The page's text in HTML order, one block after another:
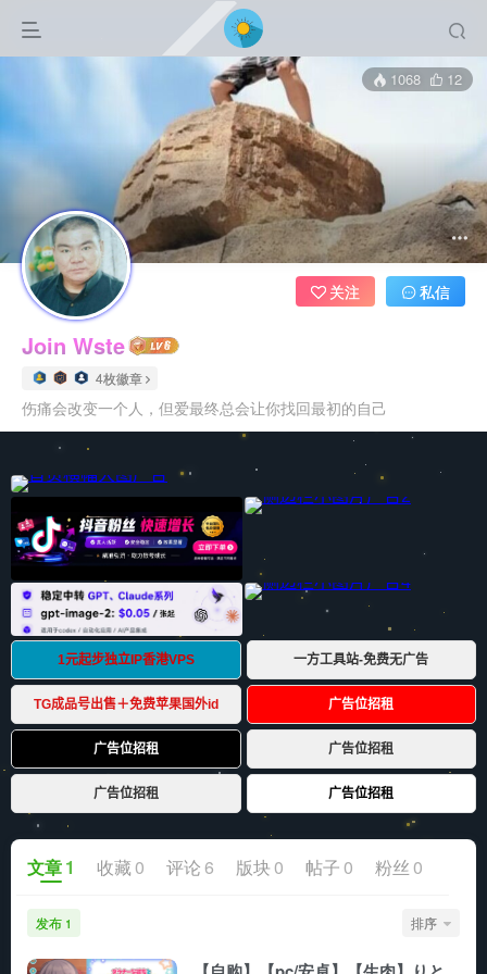
1068 12
Join Wste
4枚徽章
伤痛会改变一个人，但爱最终总会让你找回最初的自己
关注 私信
文章1 收藏 0 评论 6 版块 0 帖子 0 粉丝 0
发布 1 排序